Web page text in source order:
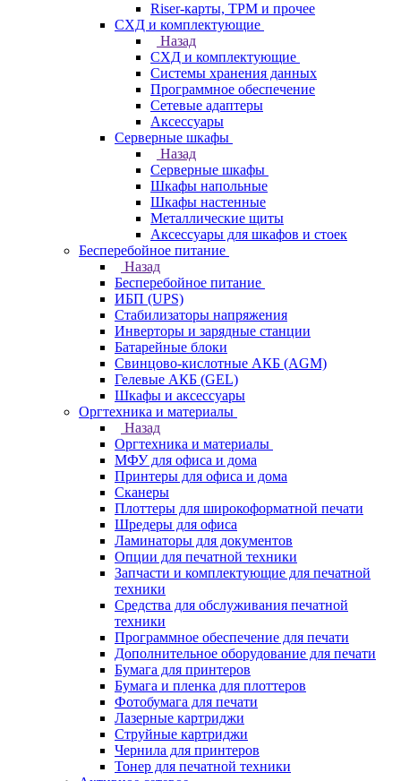
Riser-карты, TPM и прочее
СХД и комплектующие
Назад
СХД и комплектующие
Системы хранения данных
Программное обеспечение
Сетевые адаптеры
Аксессуары
Серверные шкафы
Назад
Серверные шкафы
Шкафы напольные
Шкафы настенные
Металлические щиты
Аксессуары для шкафов и стоек
Бесперебойное питание
Назад
Бесперебойное питание
ИБП (UPS)
Стабилизаторы напряжения
Инверторы и зарядные станции
Батарейные блоки
Свинцово-кислотные АКБ (AGM)
Гелевые АКБ (GEL)
Шкафы и аксессуары
Оргтехника и материалы
Назад
Оргтехника и материалы
МФУ для офиса и дома
Принтеры для офиса и дома
Сканеры
Плоттеры для широкоформатной печати
Шредеры для офиса
Ламинаторы для документов
Опции для печатной техники
Запчасти и комплектующие для печатной
техники
Средства для обслуживания печатной
техники
Программное обеспечение для печати
Дополнительное оборудование для печати
Бумага для принтеров
Бумага и пленка для плоттеров
Фотобумага для печати
Лазерные картриджи
Струйные картриджи
Чернила для принтеров
Тонер для печатной техники